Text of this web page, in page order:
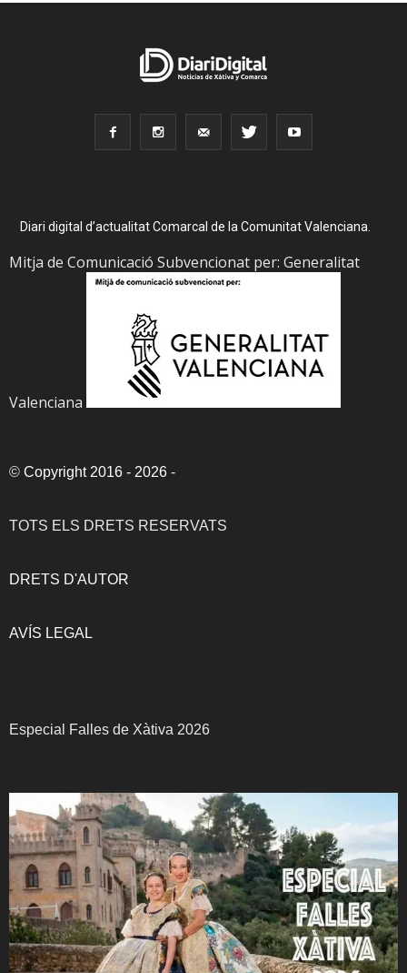
Diari digital d’actualitat Comarcal de la Comunitat Valenciana.
Mitja de Comunicació Subvencionat per: Generalitat
Valenciana
© Copyright 2016 - 2026 -
TOTS ELS DRETS RESERVATS
DRETS D'AUTOR
AVÍS LEGAL
Especial Falles de Xàtiva 2026